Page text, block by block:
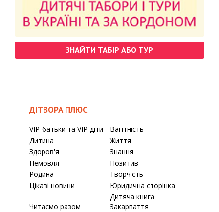
ЗНАЙТИ ТАБІР АБО ТУР
ДІТВОРА ПЛЮС
VIP-батьки та VIP-діти
Вагітність
Дитина
Життя
Здоров'я
Знання
Немовля
Позитив
Родина
Творчість
Цікаві новини
Юридична сторінка
Читаємо разом
Дитяча книга
Закарпаття